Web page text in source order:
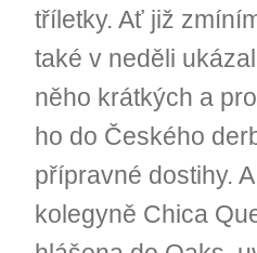
tříletky. Ať již
také v neděli
něho krátkých a
ho do Českého
přípravné dostihy.
kolegyně Chica